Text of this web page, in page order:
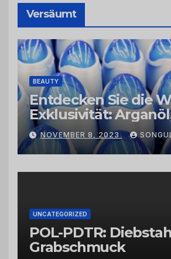
Versäumt
BEAUTY
Entdecken Sie die
Exklusivität:
Kaktusfeigenkernöl
Schwarzkümmelöl
vertrauenswürdigen
Großhändlern und
NOVEMBER 8, 2023
UNCATEGORIZED
POL-PDTR:
Grabschmuck